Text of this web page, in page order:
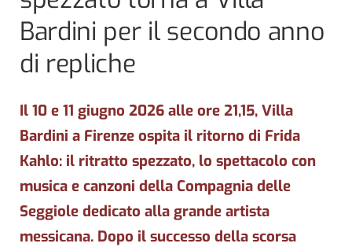
Bardini per il secondo anno
di repliche
Il 10 e 11 giugno 2026 alle ore 21,15, Villa
Bardini a Firenze ospita il ritorno di Frida
Kahlo: il ritratto spezzato, lo spettacolo con
musica e canzoni della Compagnia delle
Seggiole dedicato alla grande artista
messicana. Dopo il successo della scorsa